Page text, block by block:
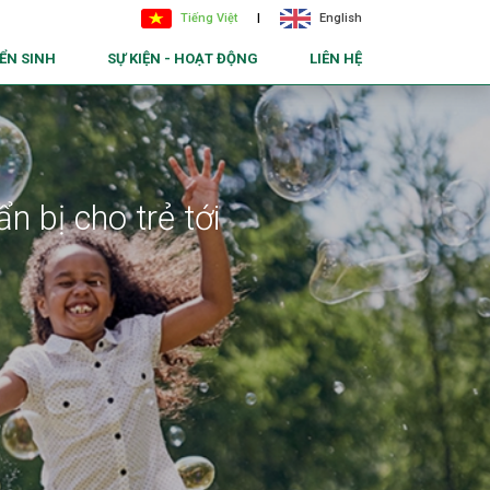
Tiếng Việt | English
SINH SỰ KIỆN - HOẠT ĐỘNG LIÊN HỆ
tốt đẹp hơn.